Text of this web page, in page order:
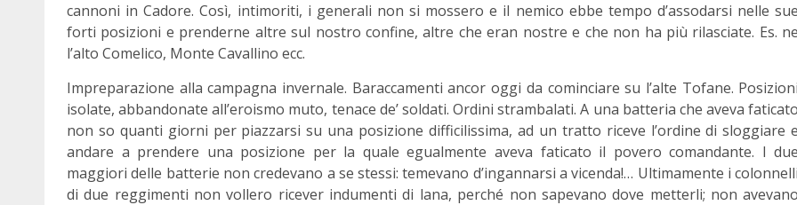
cannoni in Cadore. Così, intimoriti, i generali non si mossero e il nemico ebbe tempo d’assodarsi nelle sue
forti posizioni e prenderne altre sul nostro confine, altre che eran nostre e che non ha più rilasciate. Es. ne
l’alto Comelico, Monte Cavallino ecc.
Impreparazione alla campagna invernale. Baraccamenti ancor oggi da cominciare su l’alte Tofane. Posizioni
isolate, abbandonate all’eroismo muto, tenace de’ soldati. Ordini strambalati. A una batteria che aveva faticato
non so quanti giorni per piazzarsi su una posizione difficilissima, ad un tratto riceve l’ordine di sloggiare e
andare a prendere una posizione per la quale egualmente aveva faticato il povero comandante. I due
maggiori delle batterie non credevano a se stessi: temevano d’ingannarsi a vicenda!… Ultimamente i colonnelli
di due reggimenti non vollero ricever indumenti di lana, perché non sapevano dove metterli; non avevano